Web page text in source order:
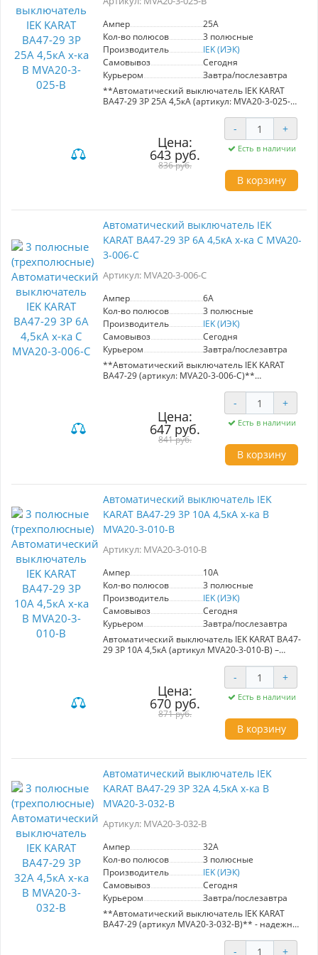
Ампер
25A
Кол-во полюсов
3 полюсные
Производитель
IEK (ИЭК)
Самовывоз
Сегодня
Курьером
Завтра/послезавтра
**Автоматический выключатель IEK KARAT
ВА47-29 3Р 25А 4,5кА (артикул: MVA20-3-025-
- Номинальный ток: 25A
- Характеристика: B (для электроприборов и
освещения), C (для небольших пусковых
токов), D (для больших пусковых токов)
- Номинальное отключающее способность: 4,5
- Надежная защита распределительных и
групповых цепей от перегрузок и коротких
замыканий.
- Универсальность: подходит для различных
типов нагрузок, включая освещение и
электродвигатели.
- Рекомендуется для использования в жилых и
общественных зданиях, что обеспечивает
безопасность и долговечность эксплуатации.
Цена:
643 руб.
836 руб.
- +
Есть в наличии
В корзину
Автоматический выключатель IEK
KARAT ВА47-29 3Р 6А 4,5кА х-ка С MVA20-
3-006-C
Артикул: MVA20-3-006-C
Ампер
6A
Кол-во полюсов
3 полюсные
Производитель
IEK (ИЭК)
Самовывоз
Сегодня
Курьером
Завтра/послезавтра
**Автоматический выключатель IEK KARAT
ВА47-29 (артикул: MVA20-3-006-C)**
Предназначен для надежной защиты
распределительных и групповых цепей с
различной нагрузкой. Модель имеет
номинальный ток 6А и характеристику C, что
делает её идеальным решением для
двигателей с небольшими пусковыми токами,
такими как компрессоры и вентиляторы.
распределительных устройствах жилых и
общественных зданий. Высокая пропускная
способность 4,5 кА обеспечивает безопасность
и долговечность эксплуатации.
Производитель: IEK (ИЭК).
Цена:
647 руб.
841 руб.
- +
Есть в наличии
В корзину
Автоматический выключатель IEK
KARAT ВА47-29 3Р 10А 4,5кА х-ка В
MVA20-3-010-B
Артикул: MVA20-3-010-B
Ампер
10A
Кол-во полюсов
3 полюсные
Производитель
IEK (ИЭК)
Самовывоз
Сегодня
Курьером
Завтра/послезавтра
Автоматический выключатель IEK KARAT ВА47-
29 3Р 10А 4,5кА (артикул MVA20-3-010-B) –
распределительных и групповых цепей. Имея
номинальный ток 10А и характеристику В, этот
выключатель идеально подходит для
электроприборов и освещения.
Его универсальность позволяет использовать
его в жилых и общественных зданиях, а также
Выключатель обеспечит безопасность при
подключении компрессоров и вентиляторов
благодаря поддержке небольших пусковых
токов.
Выберите ВА47-29 для защиты вашего
оборудования и уверенности в надежности
электрических систем.
Цена:
670 руб.
871 руб.
- +
Есть в наличии
В корзину
Автоматический выключатель IEK
KARAT ВА47-29 3Р 32А 4,5кА х-ка В
MVA20-3-032-B
Артикул: MVA20-3-032-B
Ампер
32A
Кол-во полюсов
3 полюсные
Производитель
IEK (ИЭК)
Самовывоз
Сегодня
Курьером
Завтра/послезавтра
**Автоматический выключатель IEK KARAT
ВА47-29 (артикул MVA20-3-032-B)** - надежное
групповых цепей с различной нагрузкой.
- +